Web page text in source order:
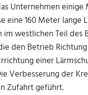
Unternehmen
eine 160 Meter
westlichen Teil
den Betrieb
einer
Verbesserung der
Zufahrt geführt.